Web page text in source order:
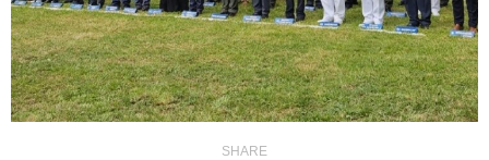
SHARE